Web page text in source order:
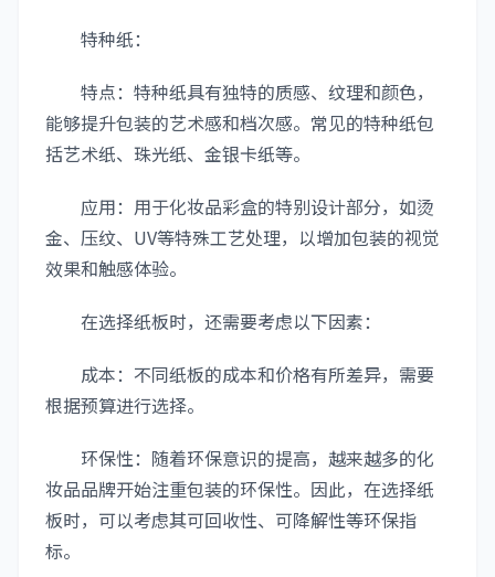
特种纸：
特点：特种纸具有独特的质感、纹理和颜色，
能够提升包装的艺术感和档次感。常见的特种纸包
括艺术纸、珠光纸、金银卡纸等。
应用：用于化妆品彩盒的特别设计部分，如烫
金、压纹、UV等特殊工艺处理，以增加包装的视觉
效果和触感体验。
在选择纸板时，还需要考虑以下因素：
成本：不同纸板的成本和价格有所差异，需要
根据预算进行选择。
环保性：随着环保意识的提高，越来越多的化
妆品品牌开始注重包装的环保性。因此，在选择纸
板时，可以考虑其可回收性、可降解性等环保指
标。